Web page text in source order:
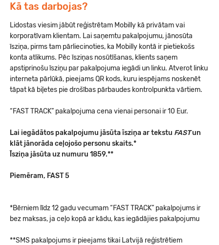
Kā tas darbojas?
Lidostas viesim jābūt reģistrētam Mobilly kā privātam vai
korporatīvam klientam. Lai saņemtu pakalpojumu, jānosūta
īsziņa, pirms tam pārliecinoties, ka Mobilly kontā ir pietiekošs
konta atlikums. Pēc īsziņas nosūtīšanas, klients saņem
apstiprinošu īsziņu par pakalpojuma iegādi un linku. Atverot linku
interneta pārlūkā, pieejams QR kods, kuru iespējams noskenēt
tāpat kā biļetes pie drošības pārbaudes kontrolpunkta vārtiem.
“FAST TRACK” pakalpojuma cena vienai personai ir 10 Eur.
Lai iegādātos pakalpojumu jāsūta īsziņa ar tekstu FASTun
klāt jānorāda ceļojošo personu skaits.*
Īsziņa jāsūta uz numuru 1859.**
Piemēram, FAST 5
*Bērniem līdz 12 gadu vecumam “FAST TRACK” pakalpojums ir
bez maksas, ja ceļo kopā ar kādu, kas iegādājies pakalpojumu
**SMS pakalpojums ir pieejams tikai Latvijā reģistrētiem